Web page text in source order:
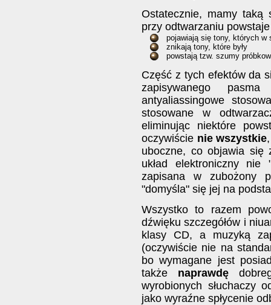
Ostatecznie, mamy
przy odtwarzaniu
pojawiają się tony, których w
znikają tony, które były
powstają tzw. szumy
Część z tych efektów da
zapisywanego
antyaliassingowe
stosowane w
eliminując niektóre
oczywiście nie wszystkie
uboczne, co objawia się
układ elektroniczny
zapisana w zubożony
"domyśla" się jej na
Wszystko to razem
dźwięku szczegółów i
klasy CD, a muzyką
(oczywiście nie na
bo wymagane jest
także naprawdę
wyrobionych słuchaczy
jako wyraźne spłycenie